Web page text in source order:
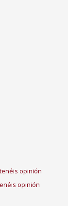
opinión
opinión